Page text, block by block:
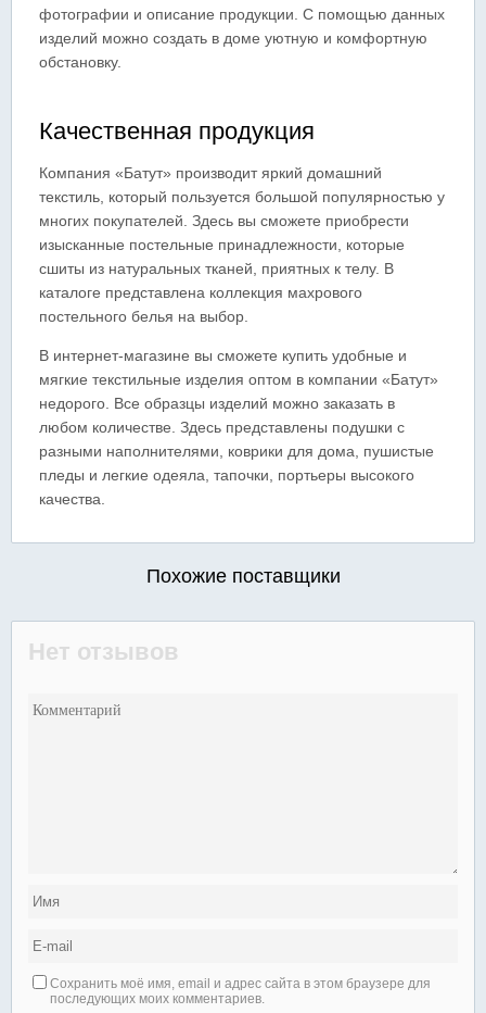
фотографии и описание продукции. С помощью данных
изделий можно создать в доме уютную и комфортную
обстановку.
Качественная продукция
Компания «Батут» производит яркий домашний
текстиль, который пользуется большой популярностью у
многих покупателей. Здесь вы сможете приобрести
изысканные постельные принадлежности, которые
сшиты из натуральных тканей, приятных к телу. В
каталоге представлена коллекция махрового
постельного белья на выбор.
В интернет-магазине вы сможете купить удобные и
мягкие текстильные изделия оптом в компании «Батут»
недорого. Все образцы изделий можно заказать в
любом количестве. Здесь представлены подушки с
разными наполнителями, коврики для дома, пушистые
пледы и легкие одеяла, тапочки, портьеры высокого
качества.
Похожие поставщики
Нет отзывов
Сохранить моё имя, email и адрес сайта в этом браузере для
последующих моих комментариев.